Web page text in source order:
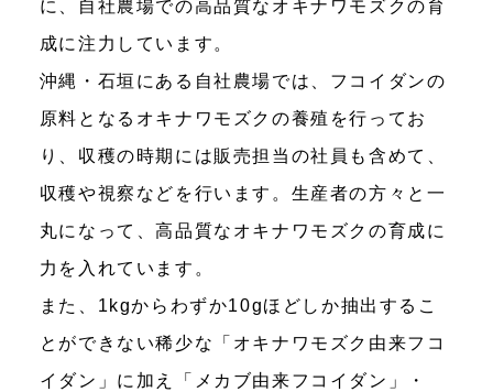
に、自社農場での高品質なオキナワモズクの育
成に注力しています。
沖縄・石垣にある自社農場では、フコイダンの
原料となるオキナワモズクの養殖を行ってお
り、収穫の時期には販売担当の社員も含めて、
収穫や視察などを行います。生産者の方々と一
丸になって、高品質なオキナワモズクの育成に
力を入れています。
また、1kgからわずか10gほどしか抽出するこ
とができない稀少な「オキナワモズク由来フコ
イダン」に加え「メカブ由来フコイダン」・